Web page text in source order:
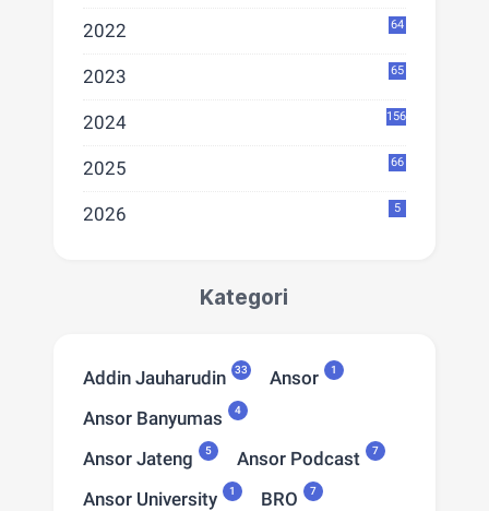
2022 64
2023 65
2024 156
2025 66
2026 5
Kategori
Addin Jauharudin 33 Ansor 1
Ansor Banyumas 4
Ansor Jateng 5 Ansor Podcast 7
Ansor University 1 BRO 7